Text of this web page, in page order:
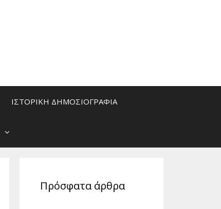
ΙΣΤΟΡΙΚΗ ΔΗΜΟΣΙΟΓΡΑΦΙΑ
Πρόσφατα άρθρα